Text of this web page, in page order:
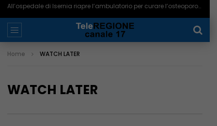
All’ospedale di Isernia riapre l’ambulatorio per curare l’osteoporosi – 06/08/2026
Home WATCH LATER
WATCH LATER